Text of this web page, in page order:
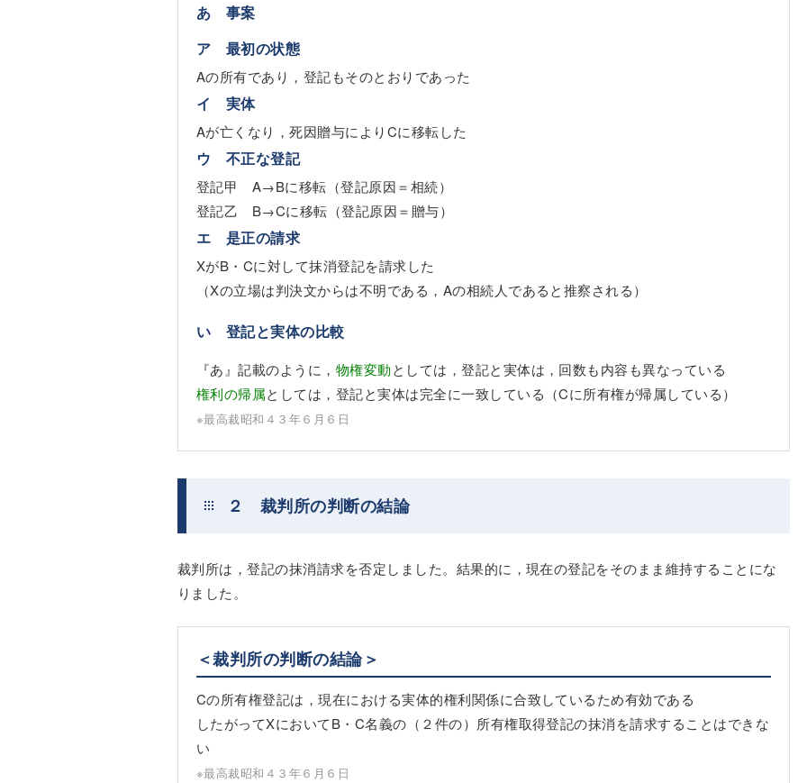
あ 事案
ア 最初の状態
Aの所有であり，登記もそのとおりであった
イ 実体
Aが亡くなり，死因贈与によりCに移転した
ウ 不正な登記
登記甲 A→Bに移転（登記原因＝相続）
登記乙 B→Cに移転（登記原因＝贈与）
エ 是正の請求
XがB・Cに対して抹消登記を請求した
（Xの立場は判決文からは不明である，Aの相続人であると推察される）
い 登記と実体の比較
『あ』記載のように， 物権変動としては，登記と実体は，回数も内容も異なっている
権利の帰属としては，登記と実体は完全に一致している（Cに所有権が帰属している）
※最高裁昭和４３年６月６日
２ 裁判所の判断の結論
裁判所は，登記の抹消請求を否定しました。結果的に，現在の登記をそのまま維持することにな
りました。
＜裁判所の判断の結論＞
Cの所有権登記は，現在における実体的権利関係に合致しているため有効である
したがってXにおいてB・C名義の（２件の）所有権取得登記の抹消を請求することはできな
い
※最高裁昭和４３年６月６日